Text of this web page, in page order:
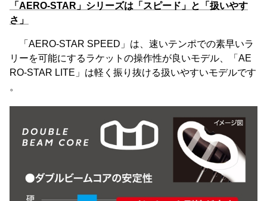
「AERO-STAR」シリーズは「スピード」と「扱いやす
さ」
「AERO-STAR SPEED」は、速いテンポでの素早いラ
リーを可能にするラケットの操作性が良いモデル、「AE
RO-STAR LITE」は軽く振り抜ける扱いやすいモデルです
。